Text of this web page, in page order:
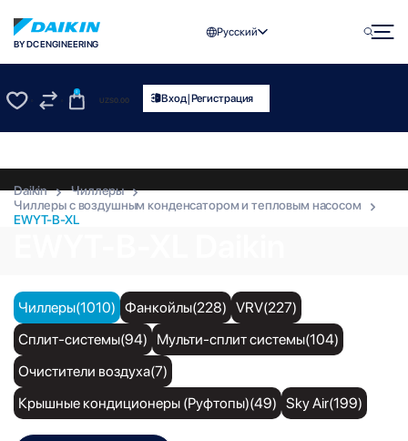
BY DC ENGINEERING
Русский
0
UZS0.00 Вход|Регистрация
Daikin
Чиллеры
Чиллеры с воздушным конденсатором и тепловым насосом
EWYT-B-XL
Чиллеры(1010) Фанкойлы(228) VRV(227)
Сплит-системы(94)
Мульти-сплит системы(104)
Очистители воздуха(7)
Крышные кондиционеры (Руфтопы)(49) Sky Air(199)